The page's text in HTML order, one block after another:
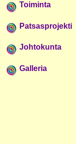
Toiminta
Patsasprojekti
Johtokunta
Galleria